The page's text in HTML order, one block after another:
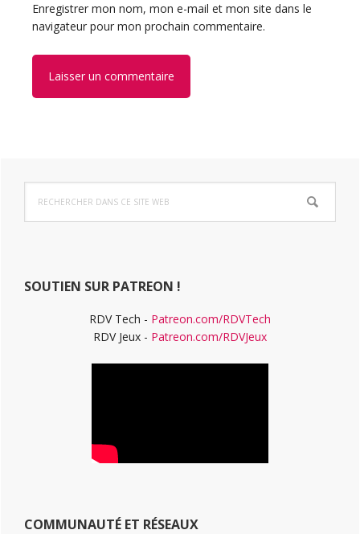
Enregistrer mon nom, mon e-mail et mon site dans le
navigateur pour mon prochain commentaire.
Barre
latérale
dans
ce
SOUTIEN SUR PATREON !
RDV Tech - Patreon.com/RDVTech
RDV Jeux - Patreon.com/RDVJeux
COMMUNAUTÉ ET RÉSEAUX